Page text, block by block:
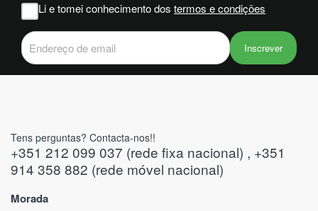
Li e tomei conhecimento dos termos e condições
Inscrever
Tens perguntas? Contacta-nos!!
+351 212 099 037 (rede fixa nacional) , +351
914 358 882 (rede móvel nacional)
Morada